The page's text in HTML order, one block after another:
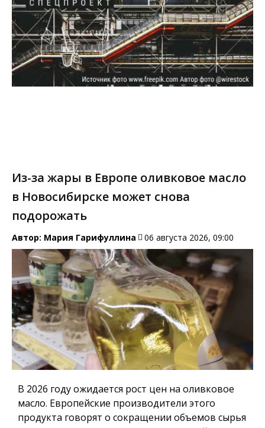
Из-за жары в Европе оливковое масло
в Новосибирске может снова
подорожать
Автор: Мария Гарифуллина 06 августа 2026, 09:00
В 2026 году ожидается рост цен на оливковое
масло. Европейские производители этого
продукта говорят о сокращении объемов сырья